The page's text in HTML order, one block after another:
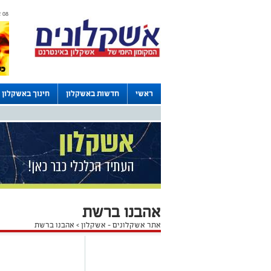
08 אוגוסט 2026 / 01:53
ראשי חדשות באשקלון חינוך באשקלון
אהבנו ברשת
אתר אשקלונים - אשקלון> אהבנו ברשת